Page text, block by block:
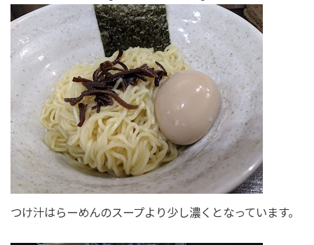
つけ汁はらーめんのスープより少し濃くとなっています。